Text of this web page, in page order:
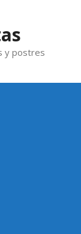
y postres